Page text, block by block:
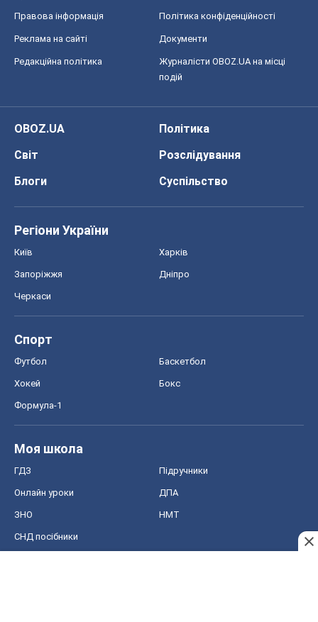
Правова інформація Політика конфіденційності
Реклама на сайті Документи
Редакційна політика
Журналісти OBOZ.UA на місці
подій
OBOZ.UA
Політика
Світ
Розслідування
Блоги
Суспільство
Регіони України
Київ Харків
Запоріжжя Дніпро
Черкаси
Спорт
Футбол Баскетбол
Хокей Бокс
Формула-1
Моя школа
ГДЗ Підручники
Онлайн уроки ДПА
ЗНО НМТ
СНД посібники